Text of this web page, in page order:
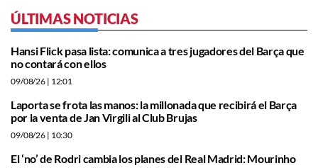
ÚLTIMAS NOTICIAS
Hansi Flick pasa lista: comunica a tres jugadores del Barça que
no contará con ellos
09/08/26 | 12:01
Laporta se frota las manos: la millonada que recibirá el Barça
por la venta de Jan Virgili al Club Brujas
09/08/26 | 10:30
El ‘no’ de Rodri cambia los planes del Real Madrid: Mourinho